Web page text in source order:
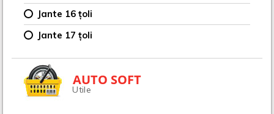
Jante 16 țoli
Jante 17 țoli
AUTO SOFT
Utile